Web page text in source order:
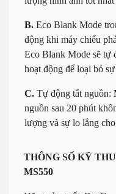
B. Eco Blank Mode
động khi máy chiếu
Eco Blank Mode sẽ tự
hoạt động để loại bỏ
C. Tự động tắt nguồn:
nguồn sau 20 phút
lượng và sự lo lắng
THÔNG SỐ KỸ
MS550